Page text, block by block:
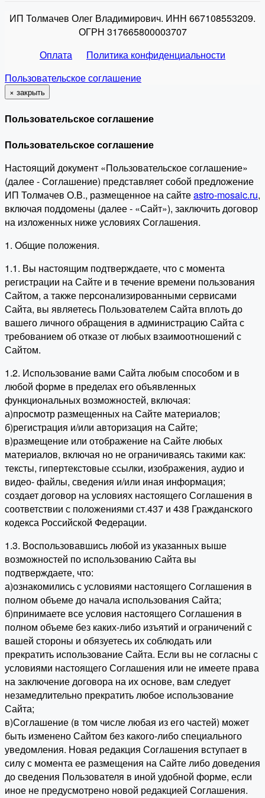
ИП Толмачев Олег Владимирович. ИНН 667108553209.
ОГРН 317665800003707
Оплата
Политика конфиденциальности
Пользовательское соглашение
× закрыть
Пользовательское соглашение
Пользовательское соглашение
Настоящий документ «Пользовательское соглашение»
(далее - Соглашение) представляет собой предложение
ИП Толмачев О.В., размещенное на сайтеastro-mosaic.ru,
включая поддомены (далее - «Сайт»), заключить договор
на изложенных ниже условиях Соглашения.
1. Общие положения.
1.1. Вы настоящим подтверждаете, что с момента
регистрации на Сайте и в течение времени пользования
Сайтом, а также персонализированными сервисами
Сайта, вы являетесь Пользователем Сайта вплоть до
вашего личного обращения в администрацию Сайта с
требованием об отказе от любых взаимоотношений с
Сайтом.
1.2. Использование вами Сайта любым способом и в
любой форме в пределах его объявленных
функциональных возможностей, включая:
а)просмотр размещенных на Сайте материалов;
б)регистрация и/или авторизация на Сайте;
в)размещение или отображение на Сайте любых
материалов, включая но не ограничиваясь такими как:
тексты, гипертекстовые ссылки, изображения, аудио и
видео- файлы, сведения и/или иная информация;
создает договор на условиях настоящего Соглашения в
соответствии с положениями ст.437 и 438 Гражданского
кодекса Российской Федерации.
1.3. Воспользовавшись любой из указанных выше
возможностей по использованию Сайта вы
подтверждаете, что:
а)ознакомились с условиями настоящего Соглашения в
полном объеме до начала использования Сайта;
б)принимаете все условия настоящего Соглашения в
полном объеме без каких-либо изъятий и ограничений с
вашей стороны и обязуетесь их соблюдать или
прекратить использование Сайта. Если вы не согласны с
условиями настоящего Соглашения или не имеете права
на заключение договора на их основе, вам следует
незамедлительно прекратить любое использование
Сайта;
в)Соглашение (в том числе любая из его частей) может
быть изменено Сайтом без какого-либо специального
уведомления. Новая редакция Соглашения вступает в
силу с момента ее размещения на Сайте либо доведения
до сведения Пользователя в иной удобной форме, если
иное не предусмотрено новой редакцией Соглашения.